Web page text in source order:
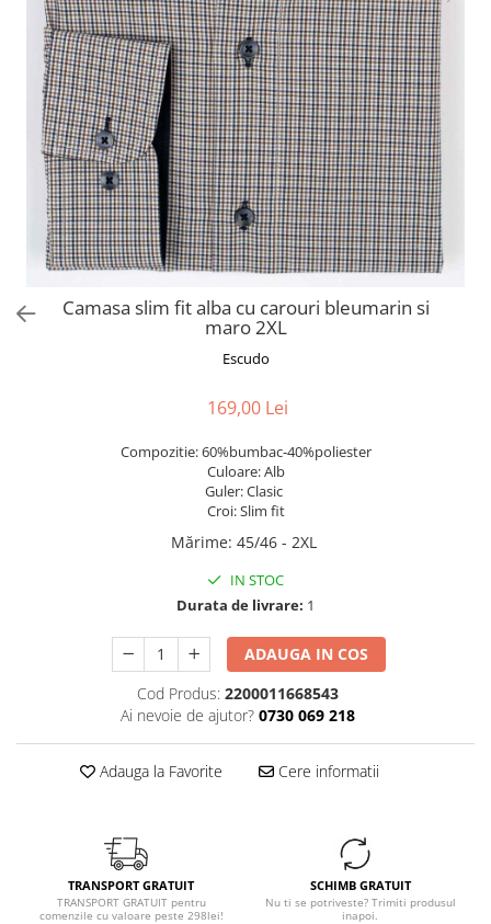
Camasa slim fit alba cu carouri bleumarin si
maro 2XL
Escudo
169,00 Lei
Compozitie: 60%bumbac-40%poliester
Culoare: Alb
Guler: Clasic
Croi: Slim fit
Mărime: 45/46 - 2XL
IN STOC
Durata de livrare: 1
ADAUGA IN COS
Cod Produs: 2200011668543
Ai nevoie de ajutor? 0730 069 218
Adauga la Favorite Cere informatii
TRANSPORT GRATUIT
TRANSPORT GRATUIT pentru
comenzile cu valoare peste 298lei!
SCHIMB GRATUIT
Nu ti se potriveste? Trimiti produsul
inapoi.